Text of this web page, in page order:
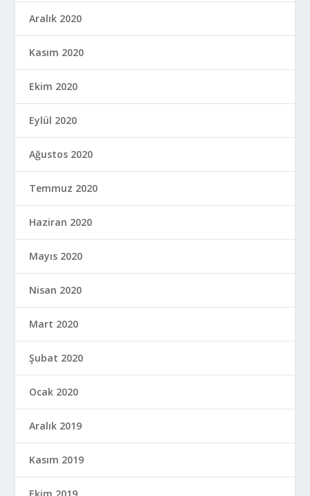
Aralık 2020
Kasım 2020
Ekim 2020
Eylül 2020
Ağustos 2020
Temmuz 2020
Haziran 2020
Mayıs 2020
Nisan 2020
Mart 2020
Şubat 2020
Ocak 2020
Aralık 2019
Kasım 2019